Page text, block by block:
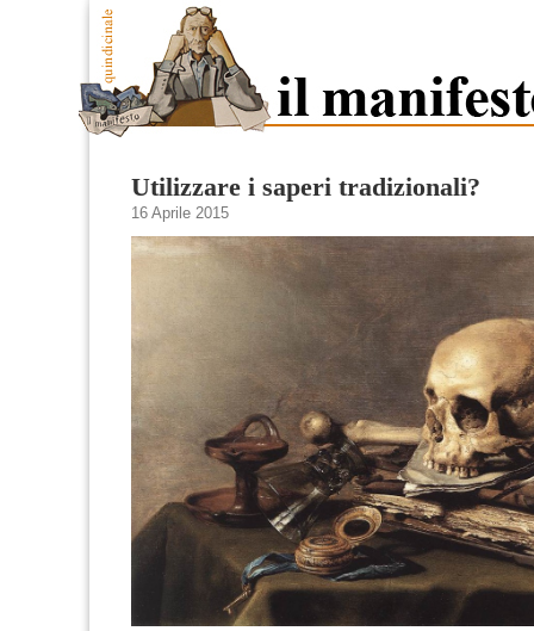
Utilizzare i saperi tradizionali?
16 Aprile 2015